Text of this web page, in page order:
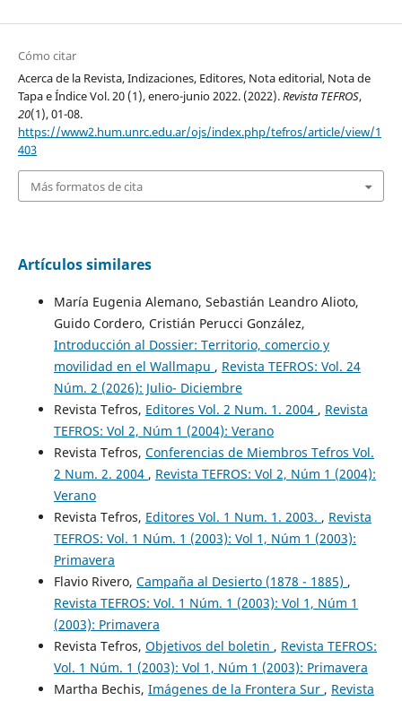
Cómo citar
Acerca de la Revista, Indizaciones, Editores, Nota editorial, Nota de
Tapa e Índice Vol. 20 (1), enero-junio 2022. (2022).Revista TEFROS,
20(1), 01-08.
https://www2.hum.unrc.edu.ar/ojs/index.php/tefros/article/view/1
403
Más formatos de cita
Artículos similares
María Eugenia Alemano, Sebastián Leandro Alioto,
Guido Cordero, Cristián Perucci González,
Introducción al Dossier: Territorio, comercio y
movilidad en el Wallmapu , Revista TEFROS: Vol. 24
Núm. 2 (2026): Julio- Diciembre
Revista Tefros, Editores Vol. 2 Num. 1. 2004 , Revista
TEFROS: Vol 2, Núm 1 (2004): Verano
Revista Tefros, Conferencias de Miembros Tefros Vol.
2 Num. 2. 2004 , Revista TEFROS: Vol 2, Núm 1 (2004):
Verano
Revista Tefros, Editores Vol. 1 Num. 1. 2003. , Revista
TEFROS: Vol. 1 Núm. 1 (2003): Vol 1, Núm 1 (2003):
Primavera
Flavio Rivero, Campaña al Desierto (1878 - 1885) ,
Revista TEFROS: Vol. 1 Núm. 1 (2003): Vol 1, Núm 1
(2003): Primavera
Revista Tefros, Objetivos del boletin , Revista TEFROS:
Vol. 1 Núm. 1 (2003): Vol 1, Núm 1 (2003): Primavera
Martha Bechis, Imágenes de la Frontera Sur , Revista